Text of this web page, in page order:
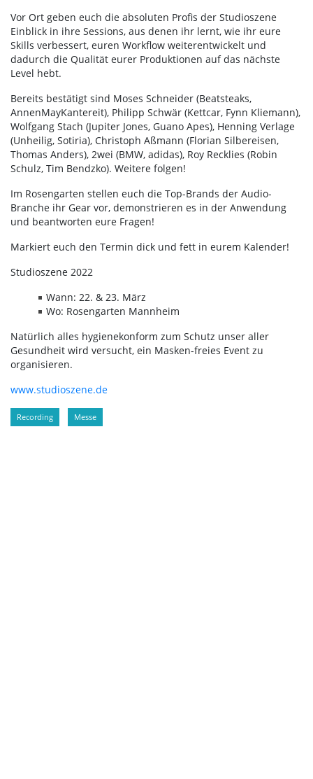
Vor Ort geben euch die absoluten Profis der Studioszene
Einblick in ihre Sessions, aus denen ihr lernt, wie ihr eure
Skills verbessert, euren Workflow weiterentwickelt und
dadurch die Qualität eurer Produktionen auf das nächste
Level hebt.
Bereits bestätigt sind Moses Schneider (Beatsteaks,
AnnenMayKantereit), Philipp Schwär (Kettcar, Fynn Kliemann),
Wolfgang Stach (Jupiter Jones, Guano Apes), Henning Verlage
(Unheilig, Sotiria), Christoph Aßmann (Florian Silbereisen,
Thomas Anders), 2wei (BMW, adidas), Roy Recklies (Robin
Schulz, Tim Bendzko). Weitere folgen!
Im Rosengarten stellen euch die Top-Brands der Audio-
Branche ihr Gear vor, demonstrieren es in der Anwendung
und beantworten eure Fragen!
Markiert euch den Termin dick und fett in eurem Kalender!
Studioszene 2022
Wann: 22. & 23. März
Wo: Rosengarten Mannheim
Natürlich alles hygienekonform zum Schutz unser aller
Gesundheit wird versucht, ein Masken-freies Event zu
organisieren.
www.studioszene.de
Recording Messe